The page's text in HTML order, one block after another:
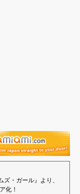
・ガール』より、
化！